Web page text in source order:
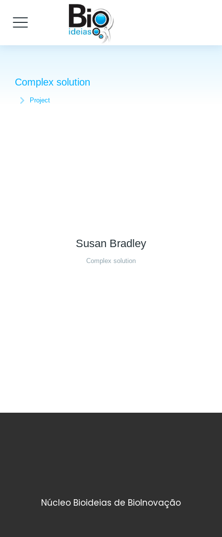
Complex solution
Você está aqui:
Project
Susan Bradley
Complex solution
Núcleo Bioideias de BioInovação